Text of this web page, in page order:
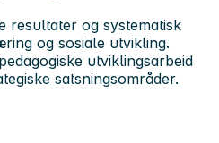
resultater og systematisk
og sosiale utvikling.
utviklingsarbeid
satsningsområder.